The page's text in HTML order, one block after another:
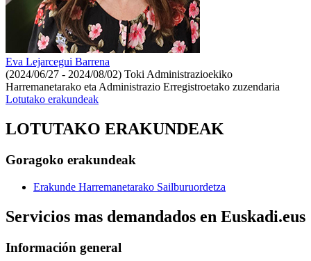
Eva Lejarcegui Barrena
(2024/06/27 - 2024/08/02) Toki Administrazioekiko
Harremanetarako eta Administrazio Erregistroetako zuzendaria
Lotutako erakundeak
LOTUTAKO ERAKUNDEAK
Goragoko erakundeak
Erakunde Harremanetarako Sailburuordetza
Servicios mas demandados en Euskadi.eus
Información general